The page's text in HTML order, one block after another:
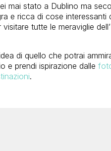
mai stato a Dublino ma
e ricca di cose interessanti
tutte le meraviglie dell’
di quello che potrai
e prendi ispirazione dalle
.